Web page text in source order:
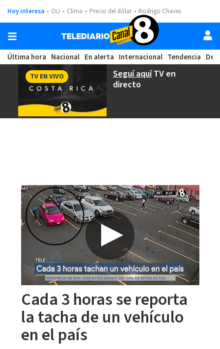
Hoy interesa OIJ Clima Precio del dólar Rodrigo Chaves
Última hora Nacional En alerta Internacional Tendencia
Seguí aquíTV en
directo
TV EN VIVO
Cada 3 horas se reporta
la tacha de un vehículo
en el país